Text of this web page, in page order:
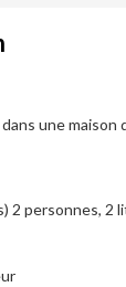
une maison
2 personnes, 2